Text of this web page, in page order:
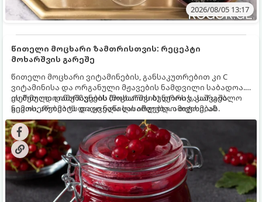
2026/08/05 13:17
წითელი მოცხარი ზამთრისთვის: რეცეპტი
მოხარშვის გარეშე
წითელი მოცხარი ვიტამინების, განსაკუთრებით კი C
ვიტამინისა და ორგანული მჟავების ნამდვილი საბადოა.
თერმული დამუშავების (მოხარშვის) დროს სასარგებლო
ნივთიერებების დიდი ნაწილი იშლება. ამიტომ, ამ
კენკრის ზამთრისთვის შესანახად საუკეთესო გზა
„ცოცხალი ჯემის“ მომზადებაა - მოხარშვის გარეშე.
ეს მეთოდი ინარჩუნებს მოცხარის ბუნებრივ, კაშკაშა
გემოს, არომატს და ყველა სასარგებლო თვისებას.